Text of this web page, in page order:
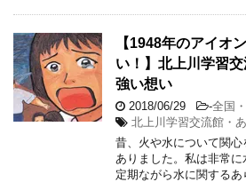
【1948年のアイオ
い！】北上川学習
強い想い
2018/06/29 -全国
北上川学習交流館・
昔、火や水について関
ありました。私は非常
定期ながら水に関する